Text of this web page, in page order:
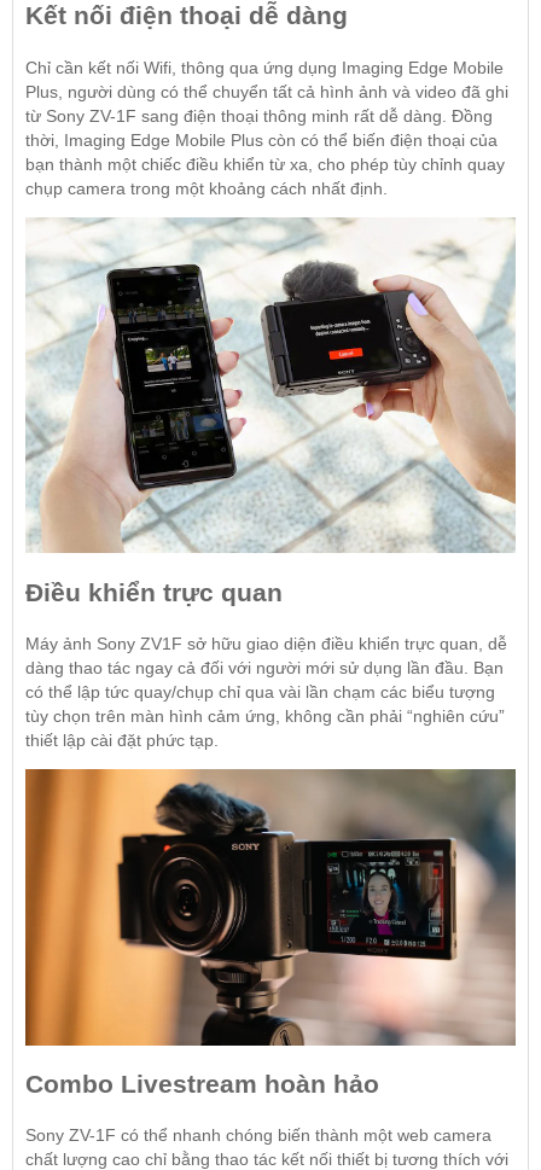
Kết nối điện thoại dễ dàng
Chỉ cần kết nối Wifi, thông qua ứng dụng Imaging Edge Mobile
Plus, người dùng có thể chuyển tất cả hình ảnh và video đã ghi
từ Sony ZV-1F sang điện thoại thông minh rất dễ dàng. Đồng
thời, Imaging Edge Mobile Plus còn có thể biến điện thoại của
bạn thành một chiếc điều khiển từ xa, cho phép tùy chỉnh quay
chụp camera trong một khoảng cách nhất định.
Điều khiển trực quan
Máy ảnh Sony ZV1F sở hữu giao diện điều khiển trực quan, dễ
dàng thao tác ngay cả đối với người mới sử dụng lần đầu. Bạn
có thể lập tức quay/chụp chỉ qua vài lần chạm các biểu tượng
tùy chọn trên màn hình cảm ứng, không cần phải “nghiên cứu”
thiết lập cài đặt phức tạp.
Combo Livestream hoàn hảo
Sony ZV-1F có thể nhanh chóng biến thành một web camera
chất lượng cao chỉ bằng thao tác kết nối thiết bị tương thích với